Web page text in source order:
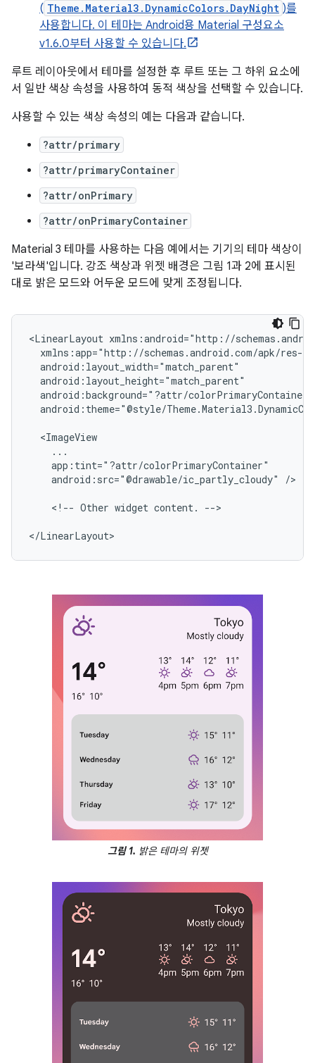
( Theme.Material3.DynamicColors.DayNight )를
사용합니다. 이 테마는 Android용 Material 구성요소
v1.6.0부터 사용할 수 있습니다.
루트 레이아웃에서 테마를 설정한 후 루트 또는 그 하위 요소에
서 일반 색상 속성을 사용하여 동적 색상을 선택할 수 있습니다.
사용할 수 있는 색상 속성의 예는 다음과 같습니다.
?attr/primary
?attr/primaryContainer
?attr/onPrimary
?attr/onPrimaryContainer
Material 3 테마를 사용하는 다음 예에서는 기기의 테마 색상이
'보라색'입니다. 강조 색상과 위젯 배경은 그림 1과 2에 표시된
대로 밝은 모드와 어두운 모드에 맞게 조정됩니다.
<LinearLayout
android:theme="@style/
android:src="@drawable/ic_partly_cloudy"
/>
<!-- Other widget content. -->
그림 1. 밝은 테마의 위젯